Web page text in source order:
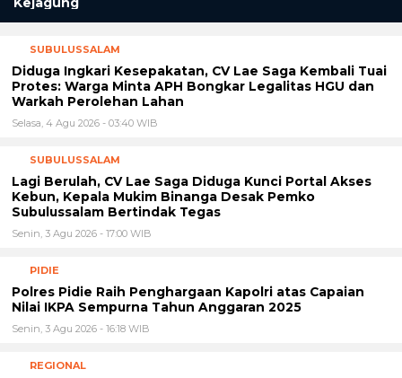
SUBULUSSALAM
Diduga Ingkari Kesepakatan, CV Lae Saga Kembali Tuai
Protes: Warga Minta APH Bongkar Legalitas HGU dan
Warkah Perolehan Lahan
Selasa, 4 Agu 2026 - 03:40 WIB
SUBULUSSALAM
Lagi Berulah, CV Lae Saga Diduga Kunci Portal Akses
Kebun, Kepala Mukim Binanga Desak Pemko
Subulussalam Bertindak Tegas
Senin, 3 Agu 2026 - 17:00 WIB
PIDIE
Polres Pidie Raih Penghargaan Kapolri atas Capaian
Nilai IKPA Sempurna Tahun Anggaran 2025
Senin, 3 Agu 2026 - 16:18 WIB
REGIONAL